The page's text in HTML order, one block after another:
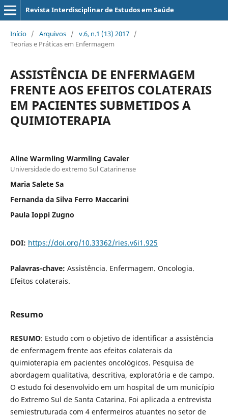
Revista Interdisciplinar de Estudos em Saúde
Início / Arquivos / v.6, n.1 (13) 2017 /
Teorias e Práticas em Enfermagem
ASSISTÊNCIA DE ENFERMAGEM
FRENTE AOS EFEITOS COLATERAIS
EM PACIENTES SUBMETIDOS A
QUIMIOTERAPIA
Aline Warmling Warmling Cavaler
Universidade do extremo Sul Catarinense
Maria Salete Sa
Fernanda da Silva Ferro Maccarini
Paula Ioppi Zugno
DOI: https://doi.org/10.33362/ries.v6i1.925
Palavras-chave: Assistência. Enfermagem. Oncologia.
Efeitos colaterais.
Resumo
RESUMO: Estudo com o objetivo de identificar a assistência
de enfermagem frente aos efeitos colaterais da
quimioterapia em pacientes oncológicos. Pesquisa de
abordagem qualitativa, descritiva, exploratória e de campo.
O estudo foi desenvolvido em um hospital de um município
do Extremo Sul de Santa Catarina. Foi aplicada a entrevista
semiestruturada com 4 enfermeiros atuantes no setor de